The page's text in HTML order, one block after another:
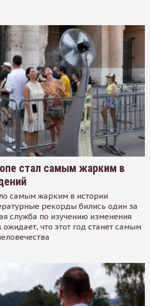
стал самым жарким в
самым жарким в истории
рекорды бились один за
служба по изучению изменения
что этот год станет самым